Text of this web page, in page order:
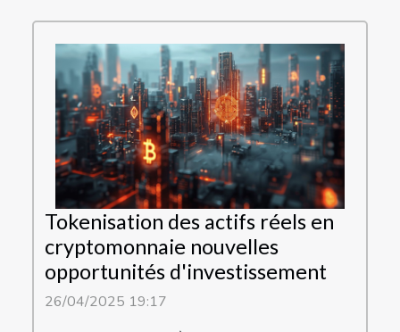
Tokenisation des actifs réels en
cryptomonnaie nouvelles
opportunités d'investissement
26/04/2025 19:17